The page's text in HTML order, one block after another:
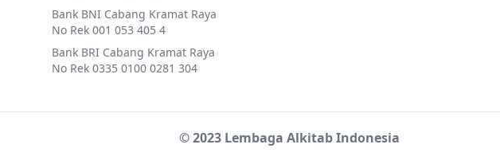
Bank BNI Cabang Kramat Raya
No Rek 001 053 405 4
Bank BRI Cabang Kramat Raya
No Rek 0335 0100 0281 304
© 2023 Lembaga Alkitab Indonesia